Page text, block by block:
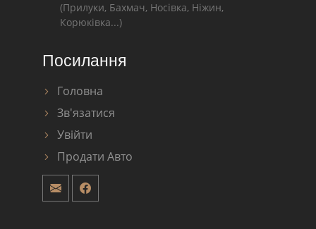
(Прилуки, Бахмач, Носівка, Ніжин,
Корюківка...)
Посилання
Головна
Зв'язатися
Увійти
Продати Авто